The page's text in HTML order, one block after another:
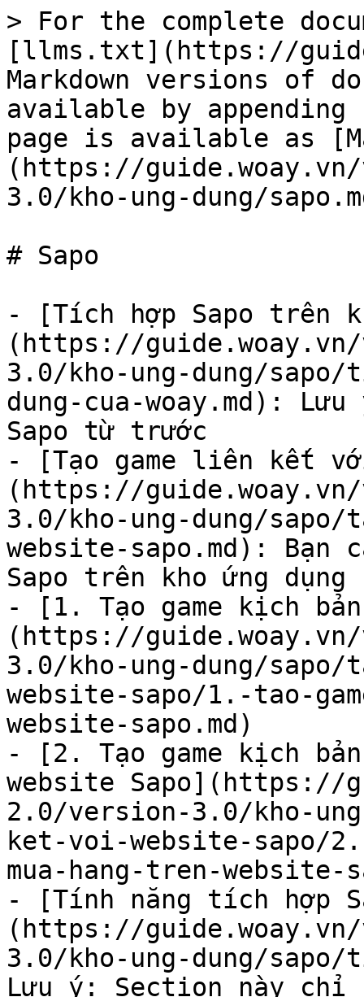
> For the complete
[llms.txt](https://
Markdown versions of
available by
page is available as
(https://
3.0/kho-ung-dung/
# Sapo
- [Tích hợp Sapo trên
(https://
3.0/kho-ung-dung/
dung-cua-woay.md):
Sapo từ trước
- [Tạo game liên kết
(https://
3.0/kho-ung-dung/
website-sapo.md):
Sapo trên kho ứng dụng
- [1. Tạo game kịch
(https://
3.0/kho-ung-dung/
website-sapo/1.-tao-
website-sapo.md)
- [2. Tạo game kịch
website Sapo](https://
2.0/version-3.0/kho-
ket-voi-website-sapo/
mua-hang-tren-website-
- [Tính năng tích hợp
(https://
3.0/kho-ung-dung/
Lưu ý: Section này